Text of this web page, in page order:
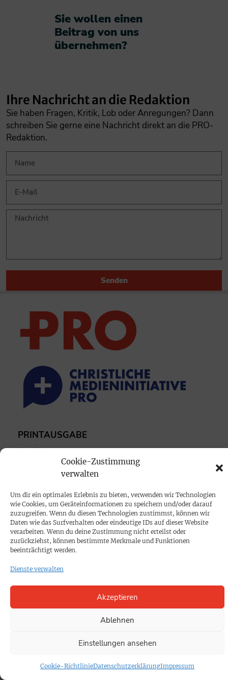
Cookie-Zustimmung
verwalten
Um dir ein optimales Erlebnis zu bieten, verwenden wir Technologien
wie Cookies, um Geräteinformationen zu speichern und/oder darauf
zuzugreifen. Wenn du diesen Technologien zustimmst, können wir
Daten wie das Surfverhalten oder eindeutige IDs auf dieser Website
verarbeiten. Wenn du deine Zustimmung nicht erteilst oder
zurückziehst, können bestimmte Merkmale und Funktionen
beeinträchtigt werden.
Dienste verwalten
Akzeptieren
Ablehnen
Einstellungen ansehen
Cookie-RichtlinieDatenschutzerklärungImpressum
Sie wollen einen
Beitrag von uns
übernehmen?​
Ihre Nachricht an die Redaktion
Sie haben Fragen, Kritik, Lob oder Anregungen? Dann
schreiben Sie gerne eine Nachricht direkt an die PRO-
Redaktion.
Senden
PRINTAUSGABE
Mediadaten
PROKOMPAKT
Impressum
SPENDEN
Datenschutz
KONTAKT
Cookie-Richtlinie